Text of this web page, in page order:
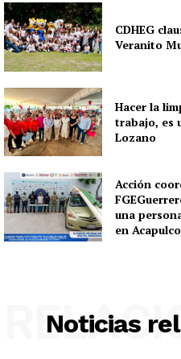
CDHEG
Veranito
Hacer la
trabajo, es
Lozano
Acción
una
en Acapulco
Noticias